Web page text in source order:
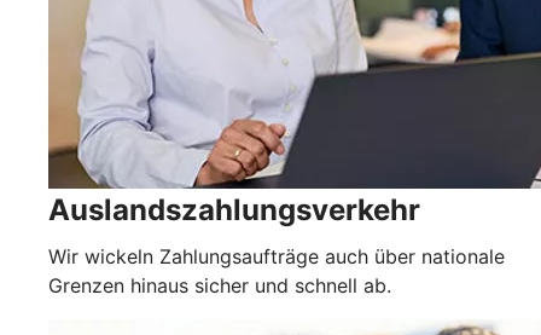
Auslandszahlungsverkehr
Wir wickeln Zahlungsaufträge auch über nationale
Grenzen hinaus sicher und schnell ab.